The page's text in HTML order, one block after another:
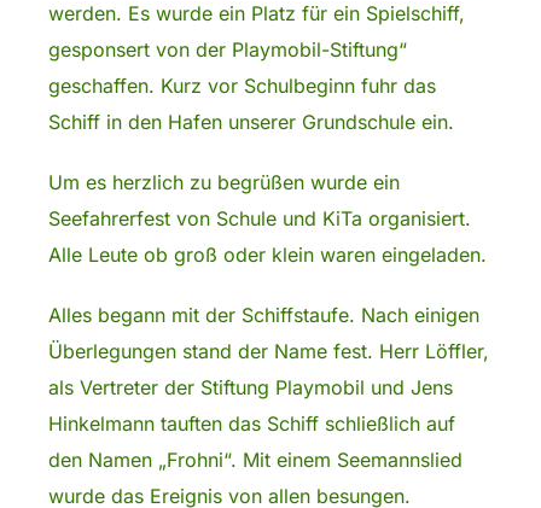
werden. Es wurde ein Platz für ein Spielschiff,
gesponsert von der Playmobil-Stiftung“
geschaffen. Kurz vor Schulbeginn fuhr das
Schiff in den Hafen unserer Grundschule ein.
Um es herzlich zu begrüßen wurde ein
Seefahrerfest von Schule und KiTa organisiert.
Alle Leute ob groß oder klein waren eingeladen.
Alles begann mit der Schiffstaufe. Nach einigen
Überlegungen stand der Name fest. Herr Löffler,
als Vertreter der Stiftung Playmobil und Jens
Hinkelmann tauften das Schiff schließlich auf
den Namen „Frohni“. Mit einem Seemannslied
wurde das Ereignis von allen besungen.